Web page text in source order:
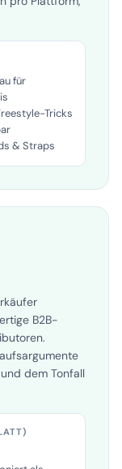
pro Plattform,
für
Tricks
& Straps
B2B-
dem Tonfall